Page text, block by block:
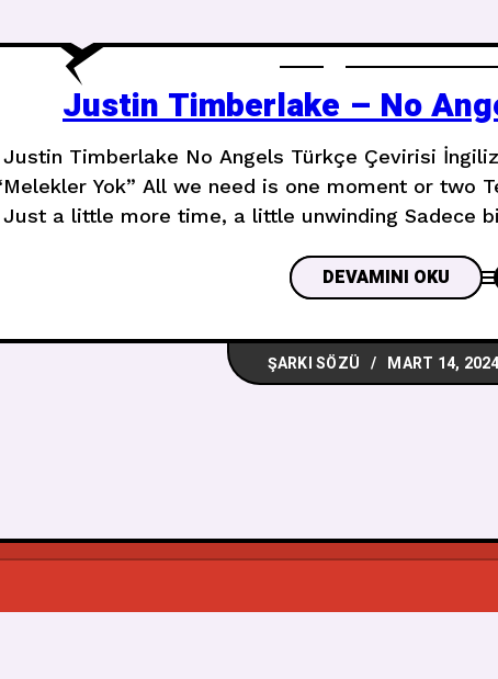
Justin Timberlake – No
Justin Timberlake No Angels Türkçe Çevirisi
Yok” All we need is one moment or two
Just a little more time, a little unwinding Sadece
DEVAMINI OKU
ŞARKI SÖZÜ MART 14, 2024